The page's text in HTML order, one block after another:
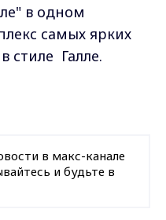
в одном
самых ярких
стиле Галле.
в макс-канале
и будьте в